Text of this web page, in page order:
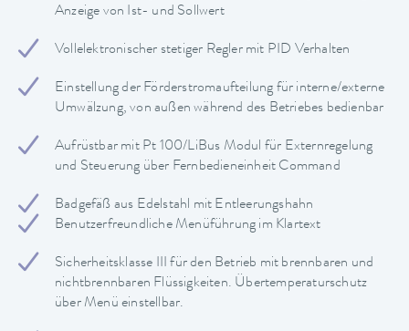
Anzeige von Ist- und Sollwert
Vollelektronischer stetiger Regler mit PID Verhalten
Einstellung der Förderstromaufteilung für interne/externe
Umwälzung, von außen während des Betriebes bedienbar
Aufrüstbar mit Pt 100/LiBus Modul für Externregelung
und Steuerung über Fernbedieneinheit Command
Badgefäß aus Edelstahl mit Entleerungshahn
Benutzerfreundliche Menüführung im Klartext
Sicherheitsklasse III für den Betrieb mit brennbaren und
nichtbrennbaren Flüssigkeiten. Übertemperaturschutz
über Menü einstellbar.